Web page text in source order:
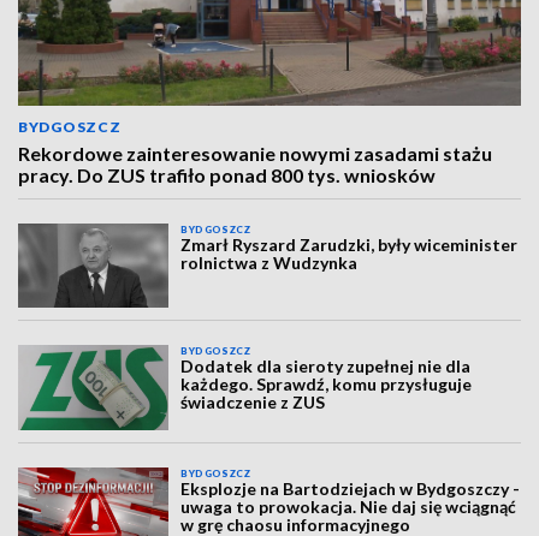
BYDGOSZCZ
Rekordowe zainteresowanie nowymi zasadami stażu
pracy. Do ZUS trafiło ponad 800 tys. wniosków
BYDGOSZCZ
Zmarł Ryszard Zarudzki, były wiceminister
rolnictwa z Wudzynka
BYDGOSZCZ
Dodatek dla sieroty zupełnej nie dla
każdego. Sprawdź, komu przysługuje
świadczenie z ZUS
BYDGOSZCZ
Eksplozje na Bartodziejach w Bydgoszczy -
uwaga to prowokacja. Nie daj się wciągnąć
w grę chaosu informacyjnego